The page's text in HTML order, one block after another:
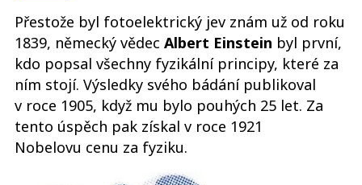
Přestože byl fotoelektrický jev znám už od roku
1839, německý vědec Albert Einstein byl první,
kdo popsal všechny fyzikální principy, které za
ním stojí. Výsledky svého bádání publikoval
v roce 1905, když mu bylo pouhých 25 let. Za
tento úspěch pak získal v roce 1921
Nobelovu cenu za fyziku.